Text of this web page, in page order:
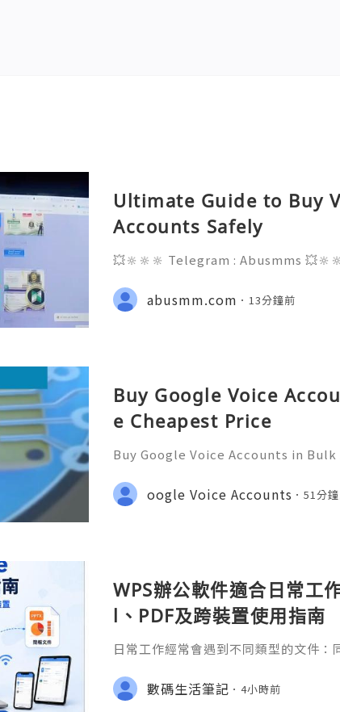
Ultimate Guide to Buy
Accounts Safely
💥🔆🔆🔆 Telegram : Abusmms
ebook Page : Abusmm 💥🔆🔆🔆
abusmm.com 13分鐘前
Buy Google Voice
e Cheapest Price
Buy Google Voice Accounts in
gmail.com 💎 WhatsApp:
marketit 🎮 discord: usamarketit ✅
oogle Voice Accounts 51分
WPS辦公軟件適合日常工
l、PDF及跨裝置使用指南
日常工作經常會遇到不同類型的文件
PDF。 如果每種文件都要使用不同程
少人會接觸 WPS Offic
數碼生活筆記 4小時前